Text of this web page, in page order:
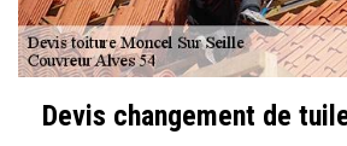
Devis changement de